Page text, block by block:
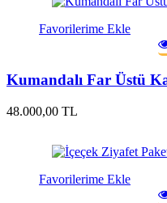
Favorilerime Ekle
Kumandalı Far Üstü
48.000,00 TL
Favorilerime Ekle